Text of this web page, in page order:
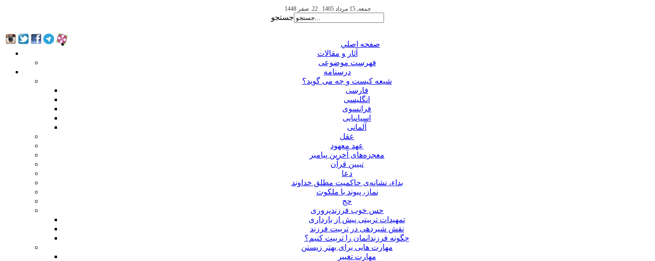
جمعه, 15 مرداد 1405 22. صفر 1448
جستجو
صفحه اصلي
آثار و مقالات
فهرست موضوعی
درسنامه
شیعه کیست و چه می گوید؟
فارسی
انگلیسی
فرانسوی
اسپانیایی
آلمانی
عقل
عهد معهود
معجزه‌های آخرین پیامبر
تبيين قرآن
دعا
بداء، نشانه‌ی حاکمیت مطلق خداوند
نماز، پیوند با ملکوت
حج
حس خوب فرزندپروری
تمهیدات تربیتی پیش از بارداری
نقش شیردهی در تربیت فرزند
چگونه فرزندانمان را تربیت کنیم؟
مهارت هایی برای بهتر زیستن
مهارت تغییر